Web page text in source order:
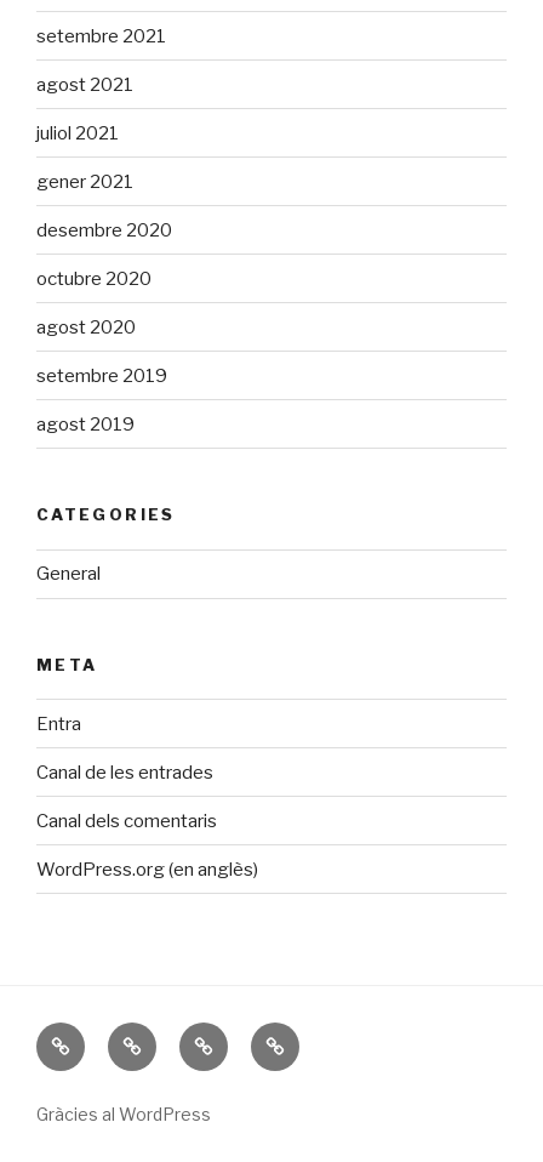
setembre 2021
agost 2021
juliol 2021
gener 2021
desembre 2020
octubre 2020
agost 2020
setembre 2019
agost 2019
CATEGORIES
General
META
Entra
Canal de les entrades
Canal dels comentaris
WordPress.org (en anglès)
Inici Galeria CalendariContacte
Gràcies al WordPress